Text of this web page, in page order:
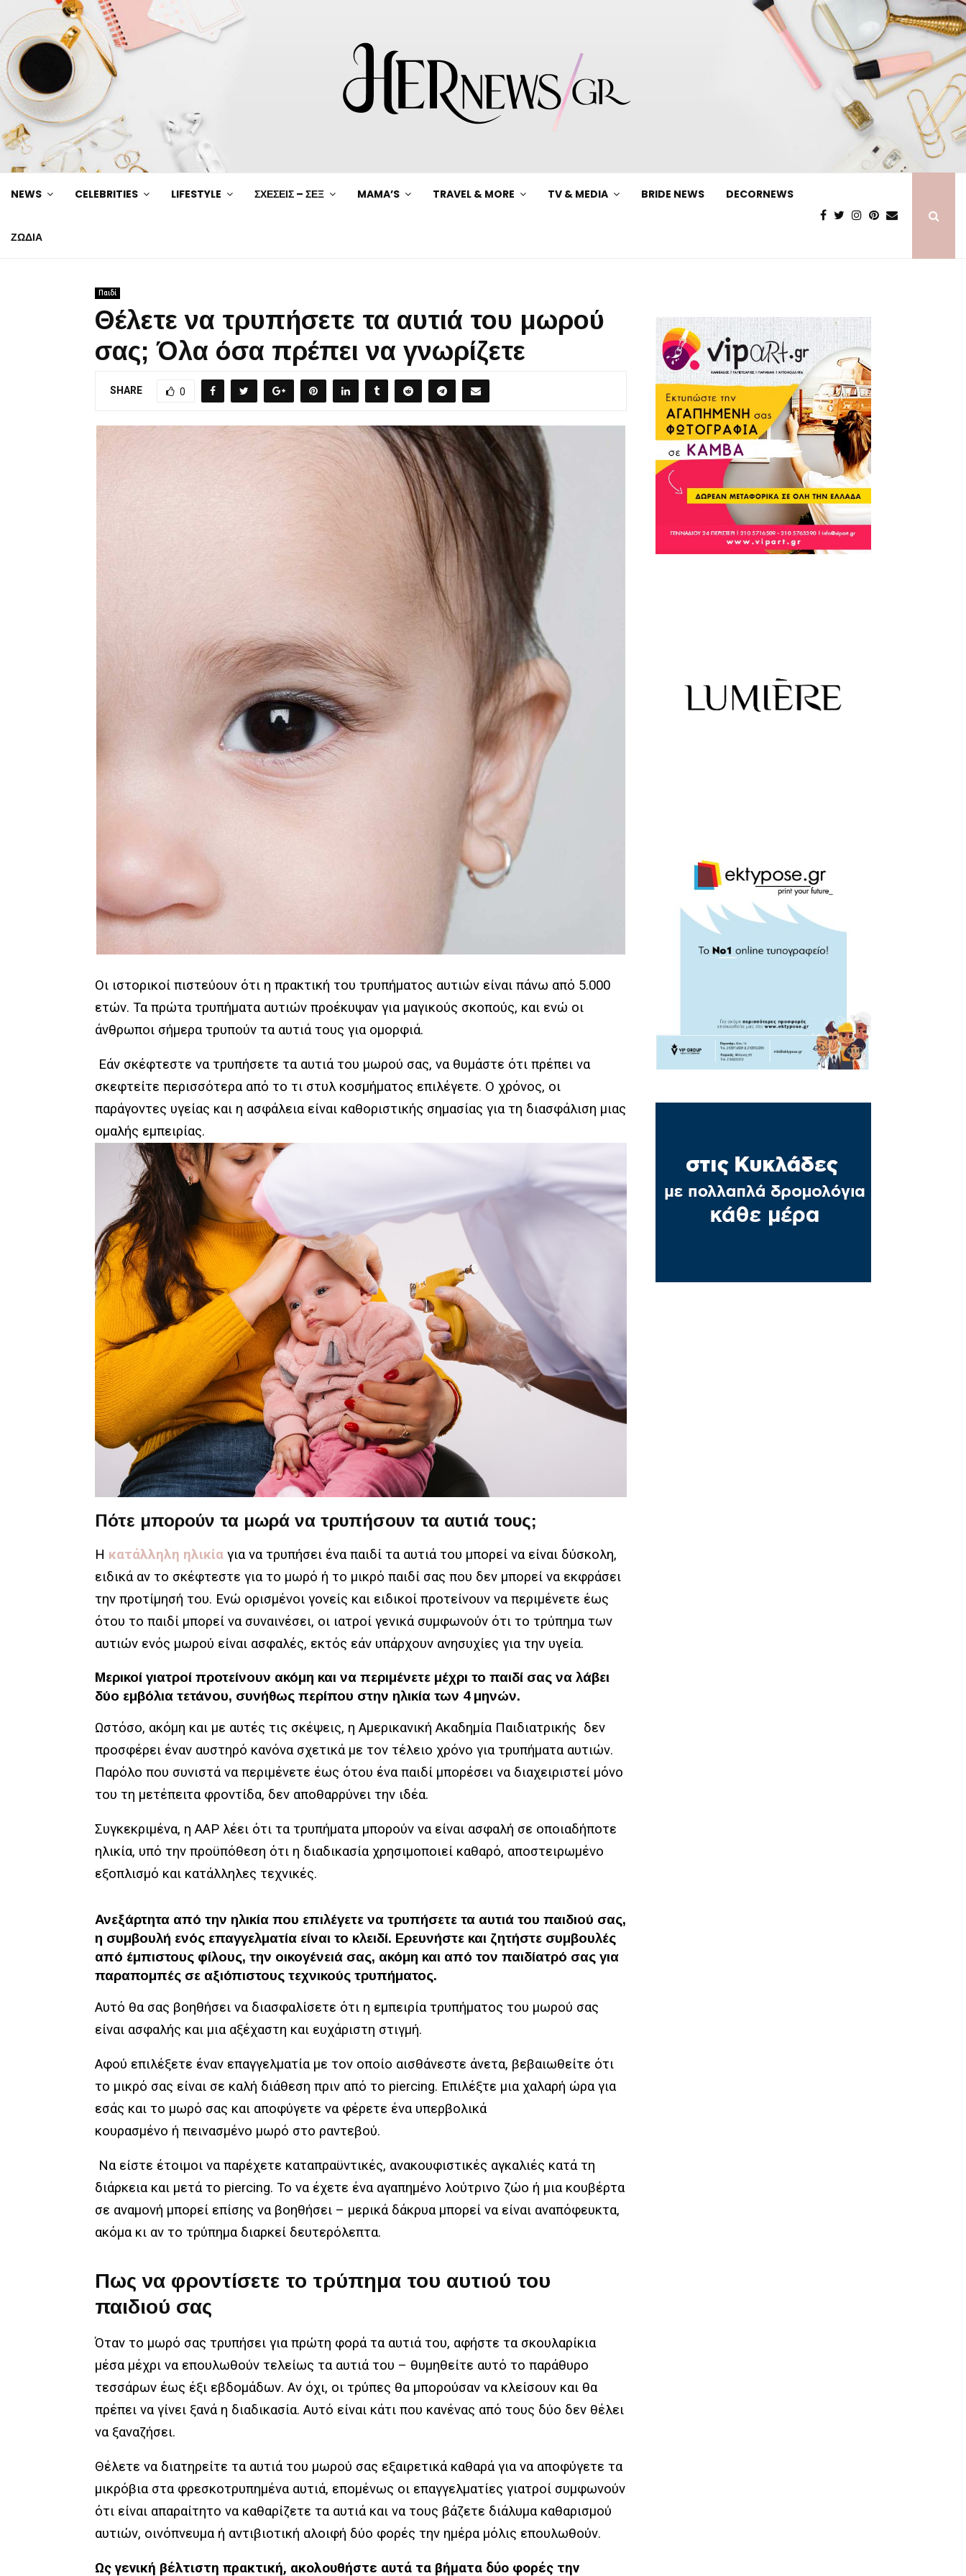
NEWS CELEBRITIES LIFESTYLE ΣΧΕΣΕΙΣ – ΣΕΞ MAMA’S TRAVEL & MORE TV & MEDIA BRIDE NEWS DECORNEWS
ΖΩΔΙΑ
Παιδί
Θέλετε να τρυπήσετε τα αυτιά του μωρού
σας; Όλα όσα πρέπει να γνωρίζετε
SHARE 0
Οι ιστορικοί πιστεύουν ότι η πρακτική του τρυπήματος αυτιών είναι πάνω από 5.000
ετών. Τα πρώτα τρυπήματα αυτιών προέκυψαν για μαγικούς σκοπούς, και ενώ οι
άνθρωποι σήμερα τρυπούν τα αυτιά τους για ομορφιά.
Εάν σκέφτεστε να τρυπήσετε τα αυτιά του μωρού σας, να θυμάστε ότι πρέπει να
σκεφτείτε περισσότερα από το τι στυλ κοσμήματος επιλέγετε. Ο χρόνος, οι
παράγοντες υγείας και η ασφάλεια είναι καθοριστικής σημασίας για τη διασφάλιση μιας
ομαλής εμπειρίας.
Πότε μπορούν τα μωρά να τρυπήσουν τα αυτιά τους;
Η κατάλληλη ηλικία για να τρυπήσει ένα παιδί τα αυτιά του μπορεί να είναι δύσκολη,
ειδικά αν το σκέφτεστε για το μωρό ή το μικρό παιδί σας που δεν μπορεί να εκφράσει
την προτίμησή του. Ενώ ορισμένοι γονείς και ειδικοί προτείνουν να περιμένετε έως
ότου το παιδί μπορεί να συναινέσει, οι ιατροί γενικά συμφωνούν ότι το τρύπημα των
αυτιών ενός μωρού είναι ασφαλές, εκτός εάν υπάρχουν ανησυχίες για την υγεία.
Μερικοί γιατροί προτείνουν ακόμη και να περιμένετε μέχρι το παιδί σας να λάβει
δύο εμβόλια τετάνου, συνήθως περίπου στην ηλικία των 4 μηνών.
Ωστόσο, ακόμη και με αυτές τις σκέψεις, η Αμερικανική Ακαδημία Παιδιατρικής δεν
προσφέρει έναν αυστηρό κανόνα σχετικά με τον τέλειο χρόνο για τρυπήματα αυτιών.
Παρόλο που συνιστά να περιμένετε έως ότου ένα παιδί μπορέσει να διαχειριστεί μόνο
του τη μετέπειτα φροντίδα, δεν αποθαρρύνει την ιδέα.
Συγκεκριμένα, η AAP λέει ότι τα τρυπήματα μπορούν να είναι ασφαλή σε οποιαδήποτε
ηλικία, υπό την προϋπόθεση ότι η διαδικασία χρησιμοποιεί καθαρό, αποστειρωμένο
εξοπλισμό και κατάλληλες τεχνικές.
Ανεξάρτητα από την ηλικία που επιλέγετε να τρυπήσετε τα αυτιά του παιδιού σας,
η συμβουλή ενός επαγγελματία είναι το κλειδί. Ερευνήστε και ζητήστε συμβουλές
από έμπιστους φίλους, την οικογένειά σας, ακόμη και από τον παιδίατρό σας για
παραπομπές σε αξιόπιστους τεχνικούς τρυπήματος.
Αυτό θα σας βοηθήσει να διασφαλίσετε ότι η εμπειρία τρυπήματος του μωρού σας
είναι ασφαλής και μια αξέχαστη και ευχάριστη στιγμή.
Αφού επιλέξετε έναν επαγγελματία με τον οποίο αισθάνεστε άνετα, βεβαιωθείτε ότι
το μικρό σας είναι σε καλή διάθεση πριν από το piercing. Επιλέξτε μια χαλαρή ώρα για
εσάς και το μωρό σας και αποφύγετε να φέρετε ένα υπερβολικά
κουρασμένο ή πεινασμένο μωρό στο ραντεβού.
Να είστε έτοιμοι να παρέχετε καταπραϋντικές, ανακουφιστικές αγκαλιές κατά τη
διάρκεια και μετά το piercing. Το να έχετε ένα αγαπημένο λούτρινο ζώο ή μια κουβέρτα
σε αναμονή μπορεί επίσης να βοηθήσει – μερικά δάκρυα μπορεί να είναι αναπόφευκτα,
ακόμα κι αν το τρύπημα διαρκεί δευτερόλεπτα.
Πως να φροντίσετε το τρύπημα του αυτιού του
παιδιού σας
Όταν το μωρό σας τρυπήσει για πρώτη φορά τα αυτιά του, αφήστε τα σκουλαρίκια
μέσα μέχρι να επουλωθούν τελείως τα αυτιά του – θυμηθείτε αυτό το παράθυρο
τεσσάρων έως έξι εβδομάδων. Αν όχι, οι τρύπες θα μπορούσαν να κλείσουν και θα
πρέπει να γίνει ξανά η διαδικασία. Αυτό είναι κάτι που κανένας από τους δύο δεν θέλει
να ξαναζήσει.
Θέλετε να διατηρείτε τα αυτιά του μωρού σας εξαιρετικά καθαρά για να αποφύγετε τα
μικρόβια στα φρεσκοτρυπημένα αυτιά, επομένως οι επαγγελματίες γιατροί συμφωνούν
ότι είναι απαραίτητο να καθαρίζετε τα αυτιά και να τους βάζετε διάλυμα καθαρισμού
αυτιών, οινόπνευμα ή αντιβιοτική αλοιφή δύο φορές την ημέρα μόλις επουλωθούν.
Ως γενική βέλτιστη πρακτική, ακολουθήστε αυτά τα βήματα δύο φορές την